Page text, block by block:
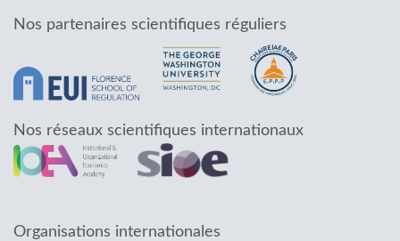
Nos partenaires scientifiques réguliers
Nos réseaux scientifiques internationaux
Organisations internationales